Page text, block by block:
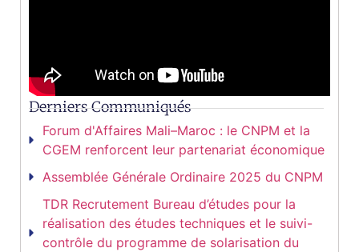
Derniers Communiqués
Forum d'Affaires Mali–Maroc : le CNPM et la
CGEM renforcent leur partenariat économique
Assemblée Générale Ordinaire 2025 du CNPM
TDR Recrutement Bureau d’études pour la
réalisation des études techniques et le suivi-
contrôle du programme de solarisation du